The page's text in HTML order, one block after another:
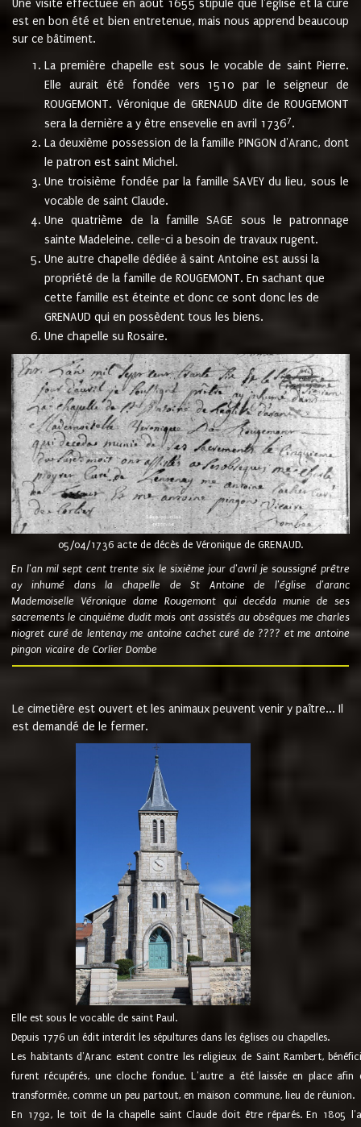
Une visite effectuée en août 1655 stipule que l'église et la cure
est en bon été et bien entretenue, mais nous apprend beaucoup
sur ce bâtiment.
La première chapelle est sous le vocable de saint Pierre.
Elle aurait été fondée vers 1510 par le seigneur de
ROUGEMONT. Véronique de GRENAUD dite de ROUGEMONT
sera la dernière a y être ensevelie en avril 17367.
La deuxième possession de la famille PINGON d'Aranc, dont
le patron est saint Michel.
Une troisième fondée par la famille SAVEY du lieu, sous le
vocable de saint Claude.
Une quatrième de la famille SAGE sous le patronnage
sainte Madeleine. celle-ci a besoin de travaux rugent.
Une autre chapelle dédiée à saint Antoine est aussi la
propriété de la famille de ROUGEMONT. En sachant que
cette famille est éteinte et donc ce sont donc les de
GRENAUD qui en possèdent tous les biens.
Une chapelle su Rosaire.
05/04/1736 acte de décès de Véronique de GRENAUD.
En l'an mil sept cent trente six le sixième jour d'avril je soussigné prêtre
ay inhumé dans la chapelle de St Antoine de l'église d'aranc
Mademoiselle Véronique dame Rougemont qui decéda munie de ses
sacrements le cinquième dudit mois ont assistés au obsèques me charles
niogret curé de lentenay me antoine cachet curé de ???? et me antoine
pingon vicaire de Corlier Dombe
Le cimetière est ouvert et les animaux peuvent venir y paître... Il
est demandé de le fermer.
Elle est sous le vocable de saint Paul.
Depuis 1776 un édit interdit les sépultures dans les églises ou chapelles.
Les habitants d'Aranc estent contre les religieux de Saint Rambert,
furent récupérés, une cloche fondue. L'autre a été laissée en place
transformée, comme un peu partout, en maison commune, lieu de réunion.
En 1792, le toit de la chapelle saint Claude doit être réparés. En 1805